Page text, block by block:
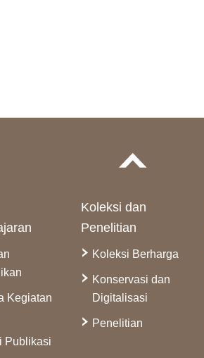
Kegiatan
Publikasi
Koleksi dan
Penelitian
Koleksi Berharga
Konservasi dan
Digitalisasi
Penelitian